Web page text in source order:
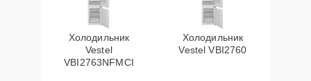
Холодильник
Vestel
VBI2763NFMCI
Холодильник
Vestel VBI2760